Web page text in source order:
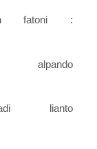
fatoni :
lianto